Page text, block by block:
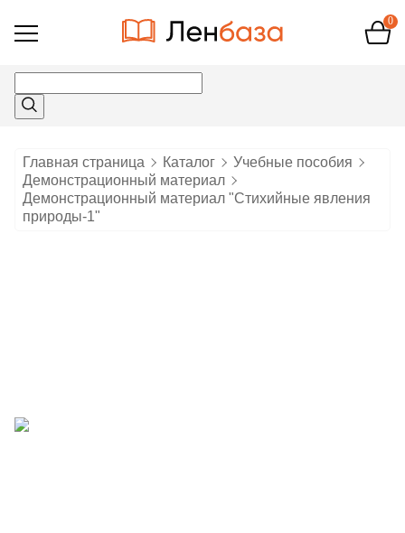
Открыть
0
Главная страница Каталог
Учебные пособия
Демонстрационный материал
Демонстрационный материал "Стихийные явления
природы-1"